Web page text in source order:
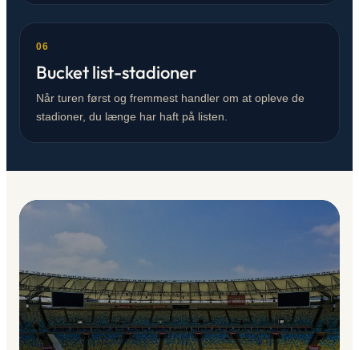
06
Bucket list-stadioner
Når turen først og fremmest handler om at opleve de
stadioner, du længe har haft på listen.